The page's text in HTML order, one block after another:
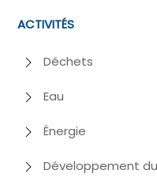
ACTIVITÉS
Déchets
Eau
Énergie
Développement